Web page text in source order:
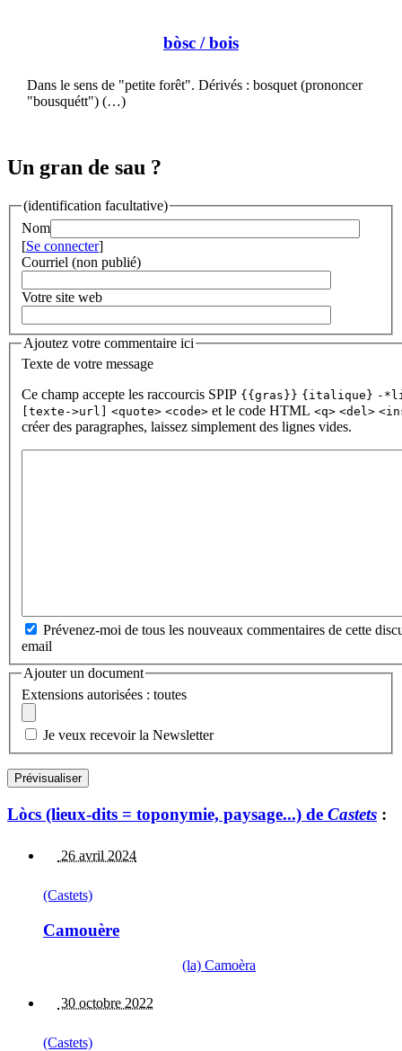
bòsc / bois
Dans le sens de "petite forêt". Dérivés : bosquet (prononcer
"bousquétt") (…)
Un gran de sau ?
(identification facultative)
Nom
[Se connecter]
Courriel (non publié)
Votre site web
Ajoutez votre commentaire ici
Texte de votre message
Ce champ accepte les raccourcis SPIP {{gras}} {italique} -
[texte->url]
<quote> <code> et le code HTML <q> <del>
créer des paragraphes, laissez simplement des lignes vides.
Prévenez-moi de tous les nouveaux commentaires de cette
email
Ajouter un document
Extensions autorisées : toutes
Je veux recevoir la Newsletter
Lòcs (lieux-dits = toponymie, paysage...) de Castets :
26 avril 2024
(Castets)
Camouère
(la) Camoèra
30 octobre 2022
(Castets)